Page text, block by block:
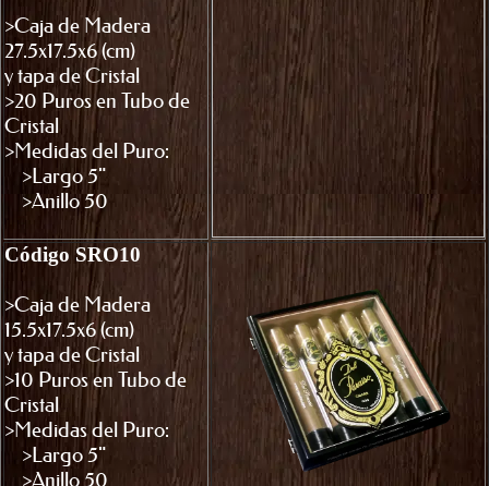
>Caja de Madera
27.5x17.5x6 (cm)
y tapa de Cristal
>20 Puros en Tubo de
Cristal
>Medidas del Puro:
>Largo 5"
>Anillo 50
Código SRO10
>Caja de Madera
15.5x17.5x6 (cm)
y tapa de Cristal
>10 Puros en Tubo de
Cristal
>Medidas del Puro:
>Largo 5"
>Anillo 50